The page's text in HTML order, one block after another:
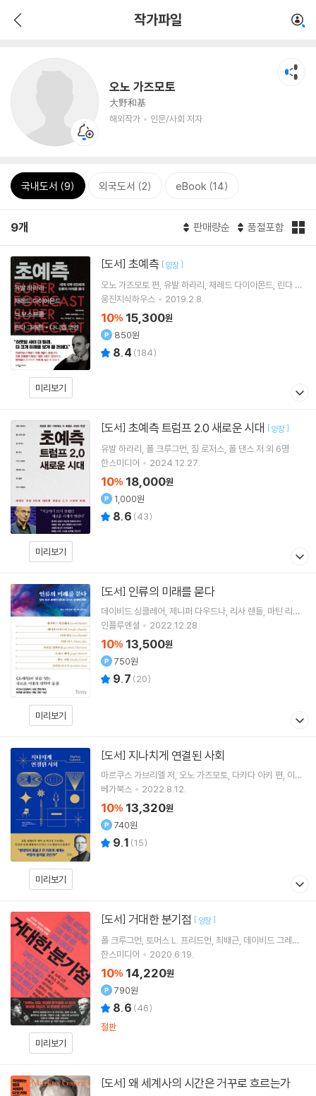
작가파일
오노 가즈모토
大野和基
해외작가
인문/사회 저자
국내도서 (9) 외국도서 (2) eBook (14)
9개 판매량순 품절포함
미리보기
[도서] 초예측 [양장]
오노 가즈모토 편 유발 하라리 재레드 다이아몬드 린다 그
래튼공저 외 6명
웅진지식하우스 2019.2.8.
10% 15,300원
850원
8.4 (184)
미리보기
[도서] 초예측 트럼프 2.0 새로운 시대 [양장]
유발 하라리 폴 크루그먼 짐 로저스 폴 댄스 저 외 6명
한스미디어
2024.12.27.
10% 18,000원
1,000원
8.6 (43)
미리보기
[도서] 인류의 미래를 묻다
데이비드 싱클레어 제니퍼 다우드나 리사 랜들 마틴 리스
저 외 5명
인플루엔셜 2022.12.28.
10% 13,500원
750원
9.7 (20)
미리보기
[도서] 지나치게 연결된 사회
마르쿠스 가브리엘 저 오노 가즈모토 다카다 아키 편 이진
아역
베가북스 2022.8.12.
10% 13,320원
740원
9.1 (15)
미리보기
[도서] 거대한 분기점 [ 양장]
폴 크루그먼 토머스 L. 프리드먼 최배근 데이비드 그레이
버저 외 6명
한스미디어 2020.6.19.
10% 14,220원
790원
8.6 (46)
절판
[도서] 왜 세계사의 시간은 거꾸로 흐르는가